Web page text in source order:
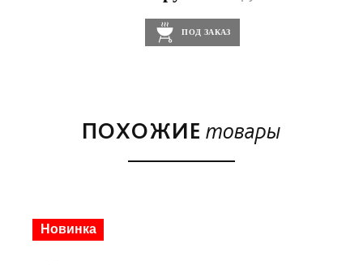
ПОД ЗАКАЗ
ПОХОЖИЕ товары
Скидка
Новинка